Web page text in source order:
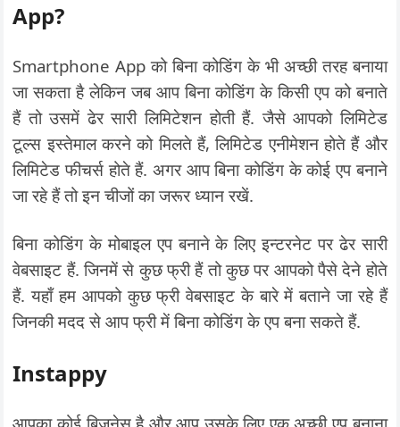
App?
Smartphone App को बिना कोडिंग के भी अच्छी तरह बनाया
जा सकता है लेकिन जब आप बिना कोडिंग के किसी एप को बनाते
हैं तो उसमें ढेर सारी लिमिटेशन होती हैं. जैसे आपको लिमिटेड
टूल्स इस्तेमाल करने को मिलते हैं, लिमिटेड एनीमेशन होते हैं और
लिमिटेड फीचर्स होते हैं. अगर आप बिना कोडिंग के कोई एप बनाने
जा रहे हैं तो इन चीजों का जरूर ध्यान रखें.
बिना कोडिंग के मोबाइल एप बनाने के लिए इन्टरनेट पर ढेर सारी
वेबसाइट हैं. जिनमें से कुछ फ्री हैं तो कुछ पर आपको पैसे देने होते
हैं. यहाँ हम आपको कुछ फ्री वेबसाइट के बारे में बताने जा रहे हैं
जिनकी मदद से आप फ्री में बिना कोडिंग के एप बना सकते हैं.
Instappy